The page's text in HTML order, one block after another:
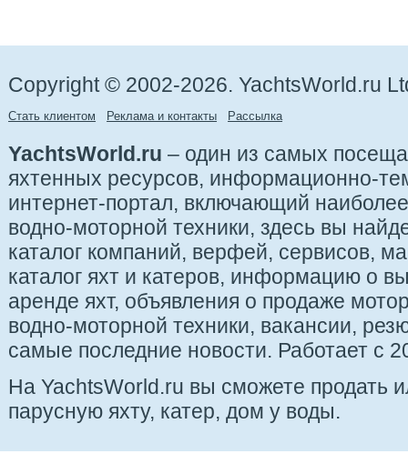
Copyright © 2002-2026. YachtsWorld.ru
Стать клиентом Реклама и контакты Рассылка
YachtsWorld.ru – один из самых
яхтенных ресурсов, информационно-
интернет-портал, включающий
водно-моторной техники, здесь вы
каталог компаний, верфей, сервисов,
каталог яхт и катеров, информацию о
аренде яхт, объявления о продаже
водно-моторной техники, вакансии,
самые последние новости. Работает с
На YachtsWorld.ru вы сможете продать
парусную яхту, катер, дом у воды.